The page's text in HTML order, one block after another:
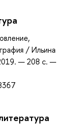
/ Ильина
— 208 с. —